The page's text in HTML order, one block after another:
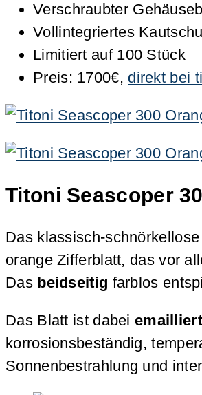
Verschraubter
Vollintegriertes
Limitiert auf 100 Stück
Preis: 1700€, direkt bei
Titoni Seascoper
Das klassisch-
orange Zifferblatt, das vor
Das beidseitig farblos
Das Blatt ist dabei emailliert
korrosionsbeständig,
Sonnenbestrahlung und